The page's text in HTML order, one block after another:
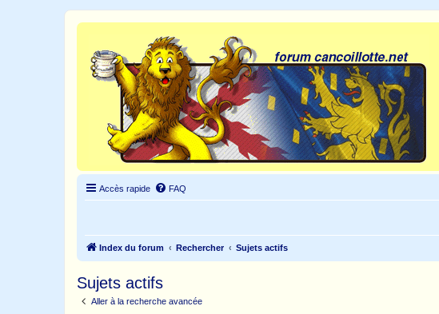
Accès rapide FAQ
Index du forum Rechercher Sujets actifs
Sujets actifs
Aller à la recherche avancée